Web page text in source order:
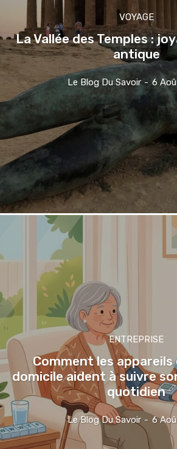
VOYAGE
La Vallée des Temples :
antique
Le Blog Du Savoir - 6
ENTREPRISE
Comment les appareils
domicile aident à suivre
quotidien
Le Blog Du Savoir - 6